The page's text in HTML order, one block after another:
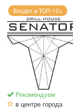
Входит в ТОП-10+
Рекомендуем
в центре города